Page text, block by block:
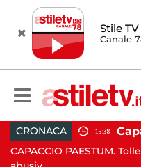
Stile
Canale
CRONACA 15:38
CAPACCIO PAESTUM.